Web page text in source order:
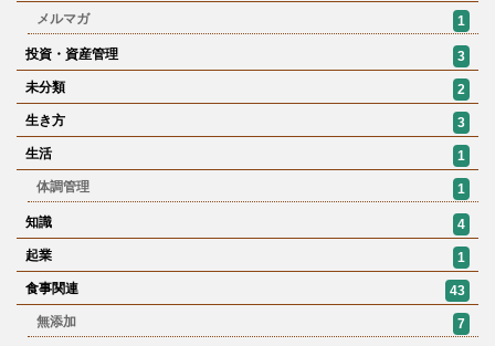
メルマガ
1
投資・資産管理
3
未分類
2
生き方
3
生活
1
体調管理
1
知識
4
起業
1
食事関連
43
無添加
7